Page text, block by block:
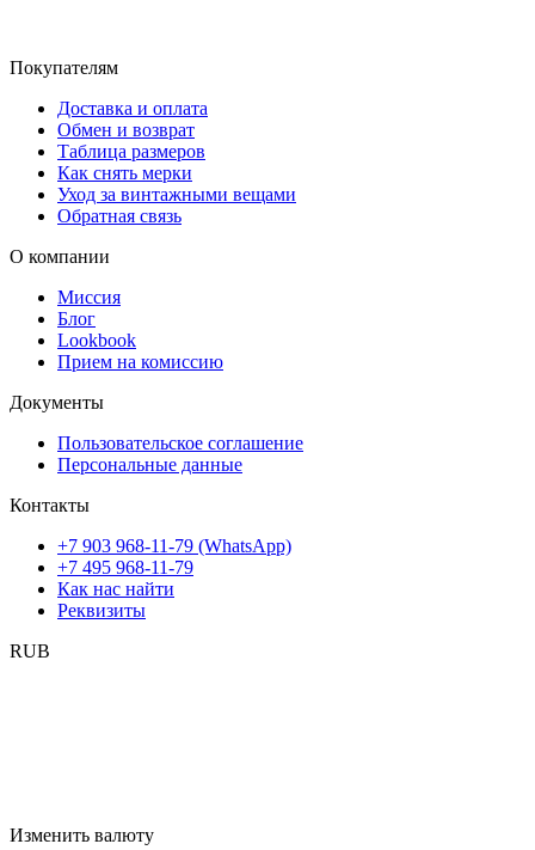
Покупателям
Доставка и оплата
Обмен и возврат
Таблица размеров
Как снять мерки
Уход за винтажными вещами
Обратная связь
О компании
Миссия
Блог
Lookbook
Прием на комиссию
Документы
Пользовательское соглашение
Персональные данные
Контакты
+7 903 968-11-79 (WhatsApp)
+7 495 968-11-79
Как нас найти
Реквизиты
RUB
Изменить валюту